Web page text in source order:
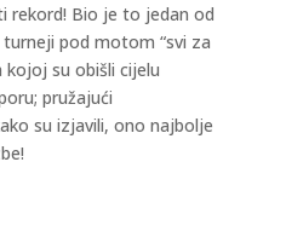
rekord! Bio je to jedan od
pod motom “svi za
kojoj su obišli cijelu
pružajući
su izjavili, ono najbolje